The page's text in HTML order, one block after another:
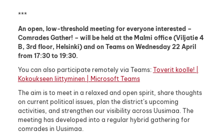
***
An open, low-threshold meeting for everyone interested –
Comrades Gather! – will be held at the Malmi office (Viljatie 4
B, 3rd floor, Helsinki) and on Teams on Wednesday 22 April
from 17:30 to 19:30.
You can also participate remotely via Teams: Toverit koolle! |
Kokoukseen liittyminen | Microsoft Teams
The aim is to meet in a relaxed and open spirit, share thoughts
on current political issues, plan the district’s upcoming
activities, and strengthen our visibility across Uusimaa. The
meeting has developed into a regular hybrid gathering for
comrades in Uusimaa.